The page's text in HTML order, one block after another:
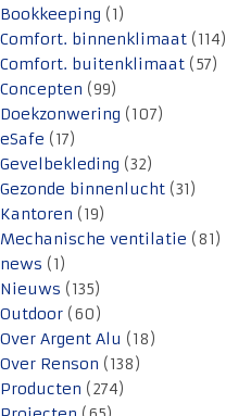
Bookkeeping (1)
Comfort. binnenklimaat (114)
Comfort. buitenklimaat (57)
Concepten (99)
Doekzonwering (107)
eSafe (17)
Gevelbekleding (32)
Gezonde binnenlucht (31)
Kantoren (19)
Mechanische ventilatie (81)
news (1)
Nieuws (135)
Outdoor (60)
Over Argent Alu (18)
Over Renson (138)
Producten (274)